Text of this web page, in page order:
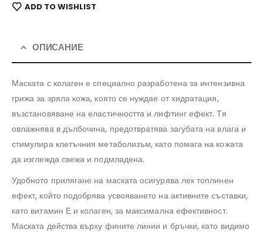
ADD TO WISHLIST
ОПИСАНИЕ
Маската с колаген е специално разработена за интензивна
грижа за зряла кожа, която се нуждае от хидратация,
възстановяване на еластичността и лифтинг ефект. Тя
овлажнява в дълбочина, предотвратява загубата на влага и
стимулира клетъчния метаболизъм, като помага на кожата
да изглежда свежа и подмладена.
Удобното прилягане на маската осигурява лек топлинен
ефект, който подобрява усвояването на активните съставки,
като витамин Е и колаген, за максимална ефективност.
Маската действа върху фините линии и бръчки, като видимо